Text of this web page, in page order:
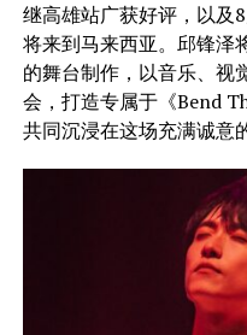
继高雄站广获好评，以及
将来到马来西亚。邱锋泽
的舞台制作，以音乐、视
会，打造专属于《Bend
共同沉浸在这场充满诚意